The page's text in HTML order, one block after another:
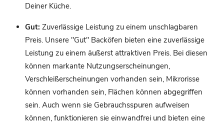
Deiner Küche.
Gut: Zuverlässige Leistung zu einem unschlagbaren
Preis. Unsere "Gut" Backöfen bieten eine zuverlässige
Leistung zu einem äußerst attraktiven Preis. Bei diesen
können markante Nutzungserscheinungen,
Verschleißerscheinungen vorhanden sein, Mikrorisse
können vorhanden sein, Flächen können abgegriffen
sein. Auch wenn sie Gebrauchsspuren aufweisen
können, funktionieren sie einwandfrei und bieten eine